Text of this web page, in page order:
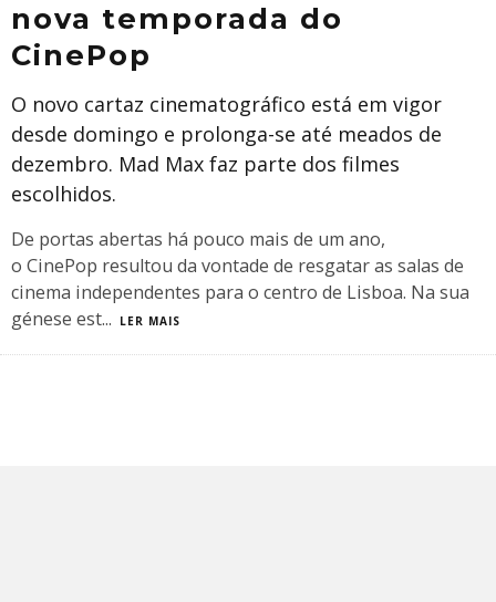
nova temporada do
CinePop
O novo cartaz cinematográfico está em vigor
desde domingo e prolonga-se até meados de
dezembro. Mad Max faz parte dos filmes
escolhidos.
De portas abertas há pouco mais de um ano,
o CinePop resultou da vontade de resgatar as salas de
cinema independentes para o centro de Lisboa. Na sua
génese est... LER MAIS